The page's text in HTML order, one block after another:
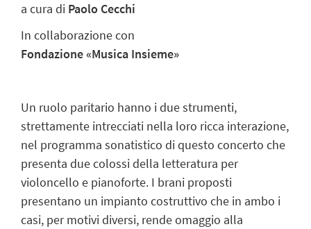
a cura di Paolo Cecchi
In collaborazione con
Fondazione «Musica Insieme»
Un ruolo paritario hanno i due strumenti,
strettamente intrecciati nella loro ricca interazione,
nel programma sonatistico di questo concerto che
presenta due colossi della letteratura per
violoncello e pianoforte. I brani proposti
presentano un impianto costruttivo che in ambo i
casi, per motivi diversi, rende omaggio alla